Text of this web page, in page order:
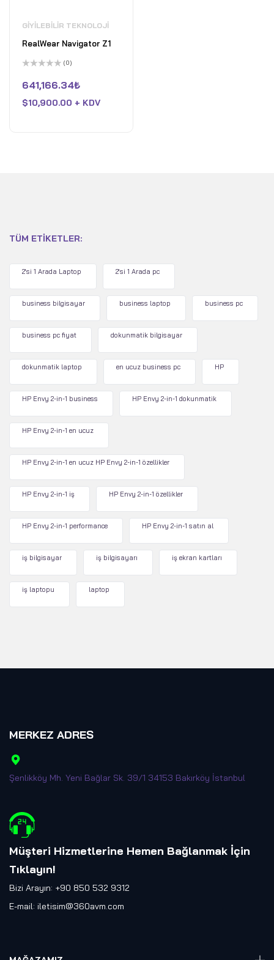
GIYILEBILIR TEKNOLOJI
RealWear Navigator Z1
üzerinden
0
aldı
(0)
641,166.34₺
$10,900.00 + KDV
TÜM ETIKETLER:
2'si 1 Arada Laptop 2'si 1 Arada pc
business bilgisayar business laptop business pc
business pc fiyat dokunmatik bilgisayar
dokunmatik laptop en ucuz business pc HP
HP Envy 2-in-1 business HP Envy 2-in-1 dokunmatik
HP Envy 2-in-1 en ucuz
HP Envy 2-in-1 en ucuz HP Envy 2-in-1 özellikler
HP Envy 2-in-1 iş HP Envy 2-in-1 özellikler
HP Envy 2-in-1 performance HP Envy 2-in-1 satın al
iş bilgisayar iş bilgisayarı iş ekran kartları
iş laptopu laptop
MERKEZ ADRES
Şenlikköy Mh. Yeni Bağlar Sk. 39/1 34153 Bakırköy İstanbul
Müşteri Hizmetlerine Hemen Bağlanmak İçin
Tıklayın!
Bizi Arayın: +90 850 532 9312
E-mail: iletisim@360avm.com